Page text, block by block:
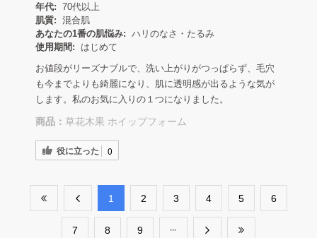
年代: 70代以上
肌質: 混合肌
あなたの1番の肌悩み: ハリのなさ・たるみ
使用期間:
はじめて
お値段がリーズナブルで、洗い上がりがつっぱらず、毛穴
も今までよりも綺麗になり、肌に透明感が出るような気が
します。私のお気に入りの１つになりました。
商品： 草花木果 ホイップフォーム
役に立った 0
​1 ​2 ​3 ​4 ​5 ​6
​7 ​8 ​9